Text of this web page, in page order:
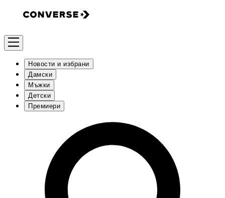
Новости и избрани
Дамски
Мъжки
Детски
Премиери